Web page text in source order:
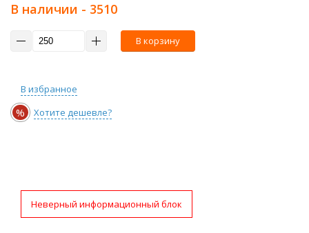
В наличии - 3510
В корзину
В избранное
% Хотите дешевле?
Неверный информационный блок